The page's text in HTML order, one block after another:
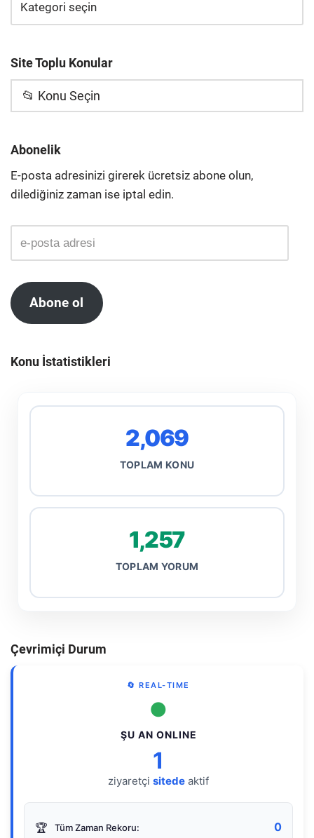
Site Toplu Konular
📂 Konu Seçin
Abonelik
E-posta adresinizi girerek ücretsiz abone olun,
dilediğiniz zaman ise iptal edin.
Abone ol
Konu İstatistikleri
2,069
TOPLAM KONU
1,257
TOPLAM YORUM
Çevrimiçi Durum
🔄 REAL-TIME
●
ŞU AN ONLINE
1
ziyaretçi sitede aktif
🏆 Tüm Zaman Rekoru: 0